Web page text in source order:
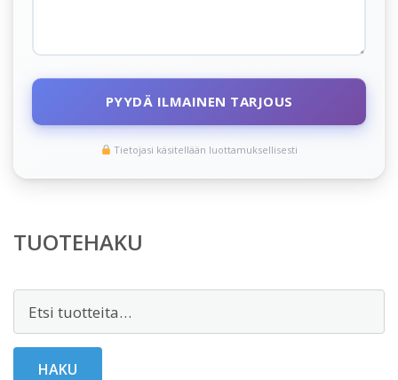
PYYDÄ ILMAINEN TARJOUS
Tietojasi käsitellään luottamuksellisesti
TUOTEHAKU
HAKU